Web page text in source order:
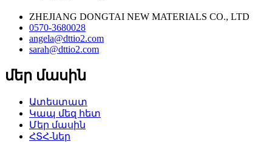
ZHEJIANG DONGTAI NEW MATERIALS CO., LTD
0570-3680028
angela@dttio2.com
sarah@dttio2.com
մեր մասին
Ատեստատ
Կապ մեզ հետ
Մեր մասին
ՀՏՀ-ներ